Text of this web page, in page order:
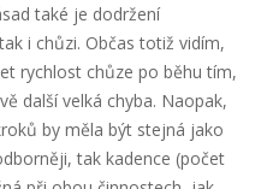
také je dodržení
i chůzi. Občas totiž vidím,
rychlost chůze po běhu tím,
další velká chyba. Naopak,
by měla být stejná jako
tak kadence (počet